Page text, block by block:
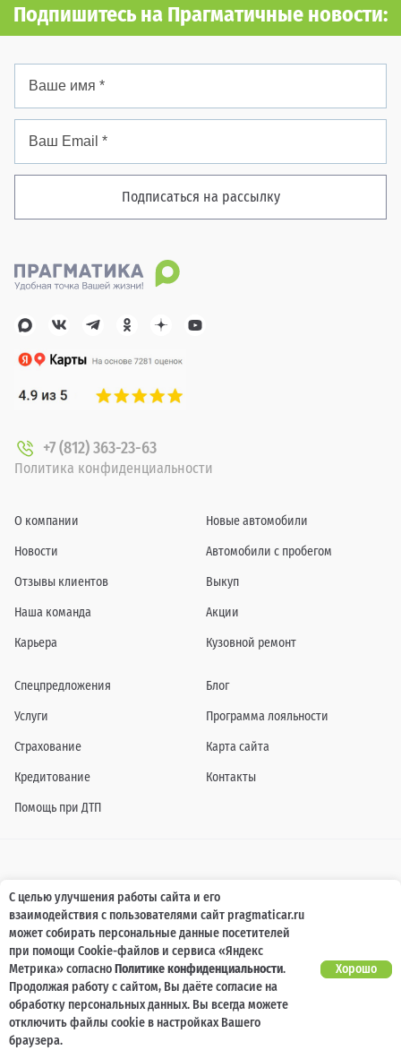
Подпишитесь на Прагматичные новости:
Подписаться на рассылку
+7 (812) 363-23-63
Политика конфиденциальности
О компании
Новости
Отзывы клиентов
Наша команда
Карьера
Новые автомобили
Автомобили с пробегом
Выкуп
Акции
Кузовной ремонт
Спецпредложения
Услуги
Страхование
Кредитование
Помощь при ДТП
Блог
Программа лояльности
Карта сайта
Контакты
Информация о технических характеристиках, составе комплектаций, цветовой
гамме и стоимости автомобилей, а также действующих акциях, сроках и условиях
их проведения, указанных на сайте www.pragmaticar.ru, носит информационный
характер и ни при каких условиях не является публичной офертой,
определяемой положениями пунктом 2 статьи 437 Гражданского кодекса
Российской Федерации. Для получения подробной информации обращайтесь к
специалистам нашей компании.
© ПРАГМАТИКА, 2026
С целью улучшения работы сайта и его
взаимодействия с пользователями сайт pragmaticar.ru
может собирать персональные данные посетителей
при помощи Cookie-файлов и сервиса «Яндекс
Метрика» согласноПолитике конфиденциальности.
Продолжая работу с сайтом, Вы даёте согласие на
обработку персональных данных. Вы всегда можете
отключить файлы cookie в настройках Вашего
браузера.
Хорошо